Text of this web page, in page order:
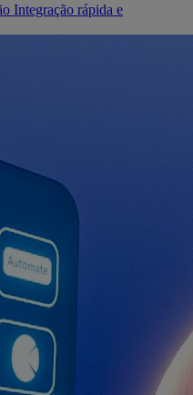
Integração rápida e